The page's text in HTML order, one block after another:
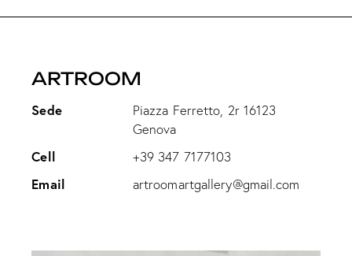
ARTROOM
Sede
Piazza Ferretto, 2r 16123
Genova
Cell +39 347 7177103
Email artroomartgallery@gmail.com